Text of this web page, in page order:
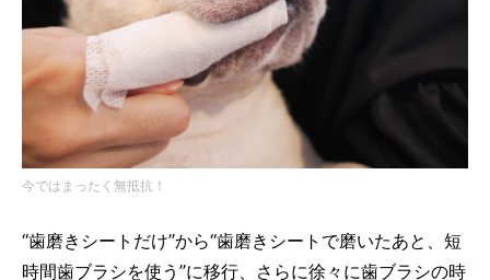
今ではまったく無抵抗！
“歯磨きシートだけ”から“歯磨きシートで磨いたあと、短
時間歯ブラシを使う”に移行、さらに徐々に歯ブラシの時